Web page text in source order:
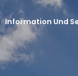
Information Und